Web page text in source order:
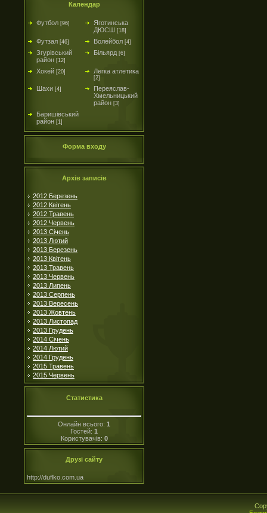
Календар
Футбол [96]
Яготинська
ДЮСШ [18]
Футзал [46] Волейбол [4]
Згурівський
район [12]
Більярд [6]
Хокей [20] Легка атлетика
[2]
Шахи [4]
Переяслав-
Хмельницький
район [3]
Баришівський
район [1]
Форма входу
Архів записів
2012 Березень
2012 Квітень
2012 Травень
2012 Червень
2013 Січень
2013 Лютий
2013 Березень
2013 Квітень
2013 Травень
2013 Червень
2013 Липень
2013 Серпень
2013 Вересень
2013 Жовтень
2013 Листопад
2013 Грудень
2014 Січень
2014 Лютий
2014 Грудень
2015 Травень
2015 Червень
Статистика
Онлайн всього: 1
Гостей: 1
Користувачів: 0
Друзі сайту
http://duflko.com.ua